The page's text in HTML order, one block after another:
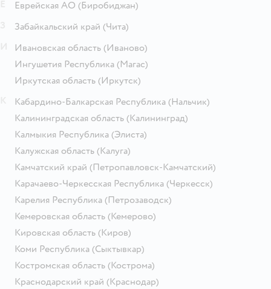
Еврейская АО (Биробиджан)
Забайкальский край (Чита)
Ивановская область (Иваново)
Ингушетия Республика (Магас)
Иркутская область (Иркутск)
Кабардино-Балкарская Республика (Нальчик)
Калининградская область (Калининград)
Калмыкия Республика (Элиста)
Калужская область (Калуга)
Камчатский край (Петропавловск-Камчатский)
Карачаево-Черкесская Республика (Черкесск)
Карелия Республика (Петрозаводск)
Кемеровская область (Кемерово)
Кировская область (Киров)
Коми Республика (Сыктывкар)
Костромская область (Кострома)
Краснодарский край (Краснодар)